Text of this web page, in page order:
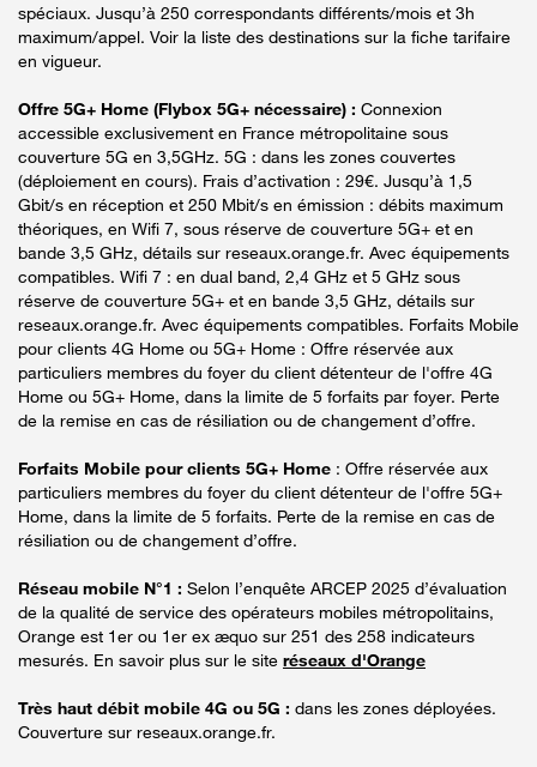
spéciaux. Jusqu’à 250 correspondants différents/mois et 3h
maximum/appel. Voir la liste des destinations sur la fiche tarifaire
en vigueur.
Offre 5G+ Home (Flybox 5G+ nécessaire) : Connexion
accessible exclusivement en France métropolitaine sous
couverture 5G en 3,5GHz. 5G : dans les zones couvertes
(déploiement en cours). Frais d’activation : 29€. Jusqu’à 1,5
Gbit/s en réception et 250 Mbit/s en émission : débits maximum
théoriques, en Wifi 7, sous réserve de couverture 5G+ et en
bande 3,5 GHz, détails sur reseaux.orange.fr. Avec équipements
compatibles. Wifi 7 : en dual band, 2,4 GHz et 5 GHz sous
réserve de couverture 5G+ et en bande 3,5 GHz, détails sur
reseaux.orange.fr. Avec équipements compatibles. Forfaits Mobile
pour clients 4G Home ou 5G+ Home : Offre réservée aux
particuliers membres du foyer du client détenteur de l'offre 4G
Home ou 5G+ Home, dans la limite de 5 forfaits par foyer. Perte
de la remise en cas de résiliation ou de changement d’offre.
Forfaits Mobile pour clients 5G+ Home : Offre réservée aux
particuliers membres du foyer du client détenteur de l'offre 5G+
Home, dans la limite de 5 forfaits. Perte de la remise en cas de
résiliation ou de changement d’offre.
Réseau mobile N°1 : Selon l’enquête ARCEP 2025 d’évaluation
de la qualité de service des opérateurs mobiles métropolitains,
Orange est 1er ou 1er ex æquo sur 251 des 258 indicateurs
mesurés. En savoir plus sur le site réseaux d'Orange
Très haut débit mobile 4G ou 5G : dans les zones déployées.
Couverture sur reseaux.orange.fr.